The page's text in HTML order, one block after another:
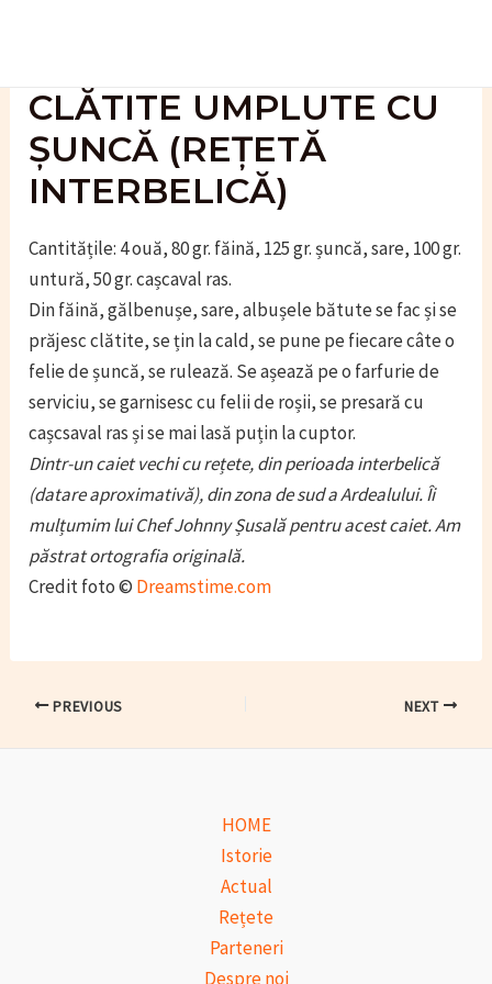
CLĂTITE UMPLUTE CU
ȘUNCĂ (REȚETĂ
INTERBELICĂ)
Cantitățile: 4 ouă, 80 gr. făină, 125 gr. șuncă, sare, 100 gr.
untură, 50 gr. cașcaval ras.
Din făină, gălbenușe, sare, albușele bătute se fac și se
prăjesc clătite, se țin la cald, se pune pe fiecare câte o
felie de șuncă, se rulează. Se așează pe o farfurie de
serviciu, se garnisesc cu felii de roșii, se presară cu
cașcsaval ras și se mai lasă puțin la cuptor.
Dintr-un caiet vechi cu rețete, din perioada interbelică
(datare aproximativă), din zona de sud a Ardealului. Îi
mulțumim lui Chef Johnny Șusală pentru acest caiet. Am
păstrat ortografia originală.
Credit foto © Dreamstime.com
Post PREVIOUS NEXT
HOME
Istorie
Actual
Rețete
Parteneri
Despre noi